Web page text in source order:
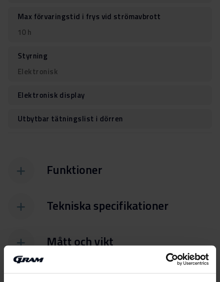
Max förvaringstid i frys vid strömavbrott
10 h
Styrning
Elektronisk
Elektronisk display
Utbytbar tätningslist i dörren
Funktioner
Tekniska specifikationer
Mått och vikt